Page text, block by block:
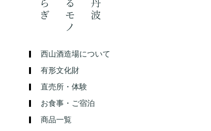
西山酒造場について
有形文化財
直売所・体験
お食事・ご宿泊
商品一覧